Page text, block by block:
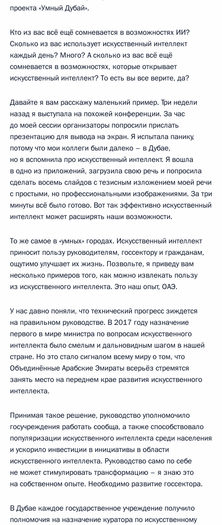
проекта «Умный Дубай».
Кто из вас всё ещё сомневается в возможностях ИИ?
Сколько из вас использует искусственный интеллект
каждый день? Много? А сколько из вас всё ещё
сомневается в возможностях, которые открывает
искусственный интеллект? То есть вы все верите, да?
Давайте я вам расскажу маленький пример. Три недели
назад я выступала на похожей конференции. За час
до моей сессии организаторы попросили прислать
презентацию для вывода на экран. Я испытала панику,
потому что мои коллеги были далеко – в Дубае,
но я вспомнила про искусственный интеллект. Я вошла
в одно из приложений, загрузила свою речь и попросила
сделать восемь слайдов с тезисным изложением моей речи
с простыми, но профессиональными изображениями. За три
минуты всё было готово. Вот так эффективно искусственный
интеллект может расширять наши возможности.
То же самое в «умных» городах. Искусственный интеллект
приносит пользу руководителям, госсектору и гражданам,
ощутимо улучшает их жизнь. Позвольте, я приведу вам
несколько примеров того, как можно извлекать пользу
из искусственного интеллекта. Это наш опыт, ОАЭ.
У нас давно поняли, что технический прогресс зиждется
на правильном руководстве. В 2017 году назначение
первого в мире министра по вопросам искусственного
интеллекта было смелым и дальновидным шагом в нашей
стране. Но это стало сигналом всему миру о том, что
Объединённые Арабские Эмираты всерьёз стремятся
занять место на переднем крае развития искусственного
интеллекта.
Принимая такое решение, руководство уполномочило
госучреждения работать сообща, а также способствовало
популяризации искусственного интеллекта среди населения
и ускорило инвестиции в инициативы в области
искусственного интеллекта. Руководство само по себе
не может стимулировать трансформацию – я знаю это
на собственном опыте. Необходимо развитие госсектора.
В Дубае каждое государственное учреждение получило
полномочия на назначение куратора по искусственному